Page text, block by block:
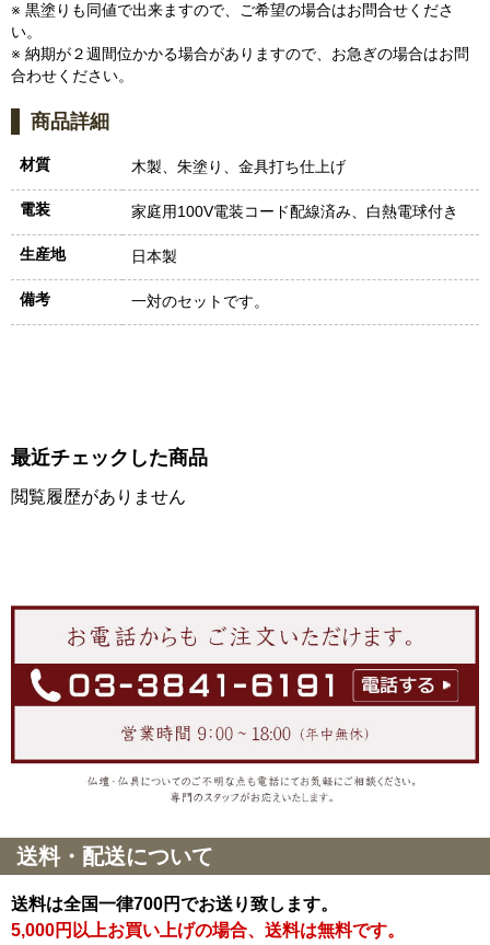
※ 黒塗りも同値で出来ますので、ご希望の場合はお問合せくださ
い。
※ 納期が２週間位かかる場合がありますので、お急ぎの場合はお問
合わせください。
商品詳細
材質 木製、朱塗り、金具打ち仕上げ
電装 家庭用100V電装コード配線済み、白熱電球付き
生産地 日本製
備考 一対のセットです。
最近チェックした商品
閲覧履歴がありません
送料・配送について
送料は全国一律700円でお送り致します。
5,000円以上お買い上げの場合、送料は無料です。